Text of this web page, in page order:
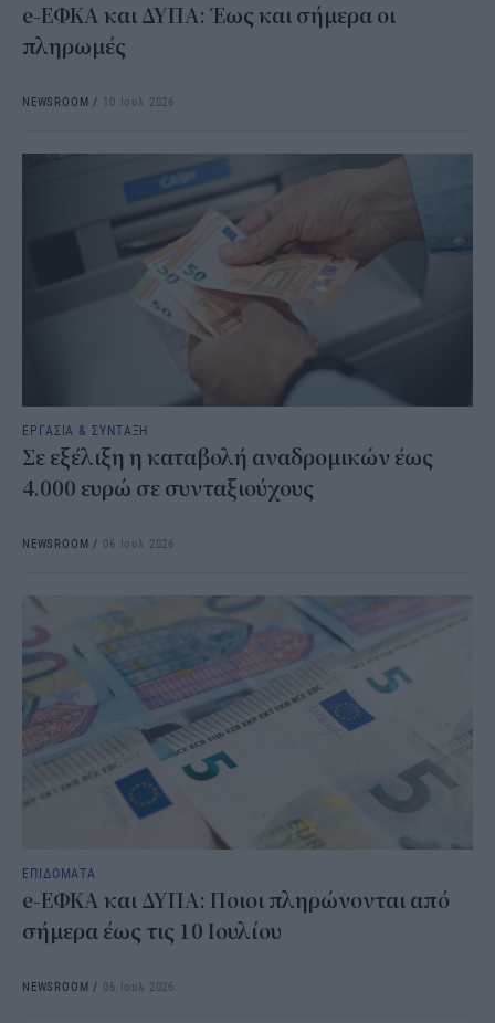
e-ΕΦΚΑ και ΔΥΠΑ: Έως και σήμερα οι
πληρωμές
NEWSROOM / 10 Ιουλ 2026
ΕΡΓΑΣΙΑ & ΣΥΝΤΑΞΗ
Σε εξέλιξη η καταβολή αναδρομικών έως
4.000 ευρώ σε συνταξιούχους
NEWSROOM / 06 Ιουλ 2026
ΕΠΙΔΟΜΑΤΑ
e-ΕΦΚΑ και ΔΥΠΑ: Ποιοι πληρώνονται από
σήμερα έως τις 10 Ιουλίου
NEWSROOM / 06 Ιουλ 2026